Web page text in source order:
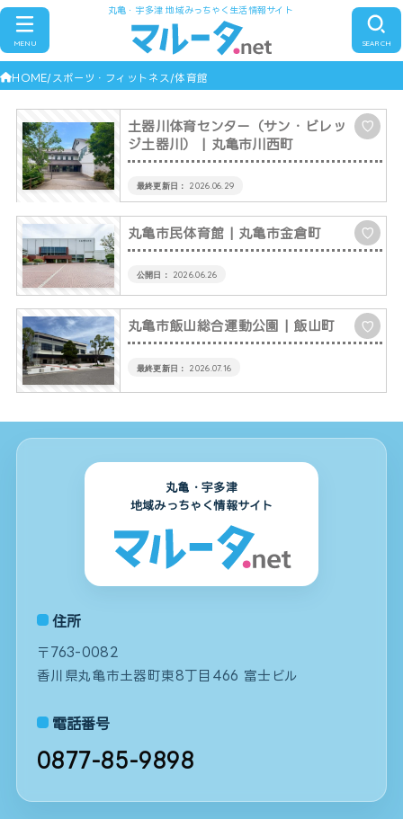
丸亀・宇多津 地域みっちゃく生活情報サイト
SEARCH
MENU
HOME スポーツ・フィットネス 体育館
土器川体育センター（サン・ビレッ
ジ土器川）
♡
| 丸亀市川西町
2026.06.29
丸亀市民体育館 ♡
| 丸亀市金倉町
2026.06.26
丸亀市飯山総合運動公園 ♡
| 飯山町
2026.07.16
丸亀・宇多津
地域みっちゃく情報サイト
住所
〒763-0082
香川県丸亀市土器町東8丁目466 富士ビル
電話番号
0877-85-9898